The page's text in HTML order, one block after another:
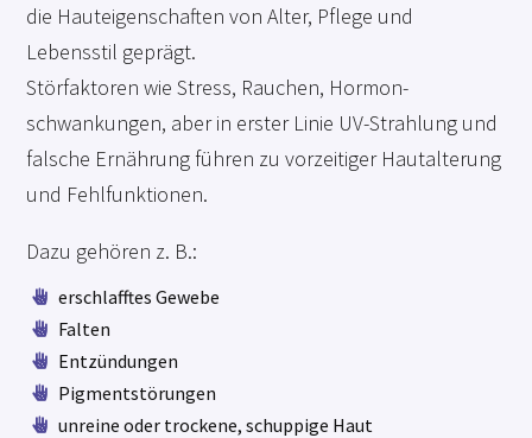
die Hauteigenschaften von Alter, Pflege und
Lebensstil geprägt.
Störfaktoren wie Stress, Rauchen, Hormon­
schwankungen, aber in erster Linie UV-Strahlung und
falsche Ernährung führen zu vorzeitiger Hautalterung
und Fehlfunktionen.
Dazu gehören z. B.:
 erschlafftes Gewebe
 Falten
 Entzündungen
 Pigment­störungen
 unreine oder trockene, schuppige Haut